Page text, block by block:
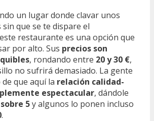
un lugar donde clavar unos
que se te dispare el
restaurante es una opción que
por alto. Sus precios son
, rondando entre 20 y 30 €,
no sufrirá demasiado. La gente
que aquí la relación calidad-
espectacular, dándole
5y algunos lo ponen incluso
.